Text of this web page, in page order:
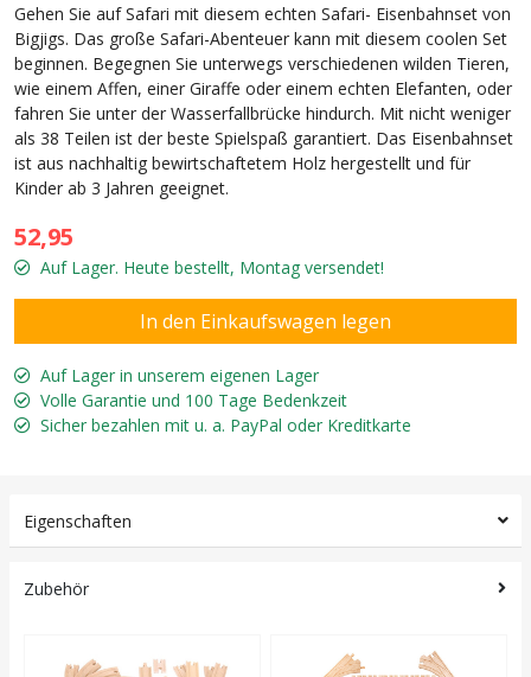
Gehen Sie auf Safari mit diesem echten Safari- Eisenbahnset von
Bigjigs. Das große Safari-Abenteuer kann mit diesem coolen Set
beginnen. Begegnen Sie unterwegs verschiedenen wilden Tieren,
wie einem Affen, einer Giraffe oder einem echten Elefanten, oder
fahren Sie unter der Wasserfallbrücke hindurch. Mit nicht weniger
als 38 Teilen ist der beste Spielspaß garantiert. Das Eisenbahnset
ist aus nachhaltig bewirtschaftetem Holz hergestellt und für
Kinder ab 3 Jahren geeignet.
52,95
Auf Lager. Heute bestellt, Montag versendet!
Auf Lager in unserem eigenen Lager
Volle Garantie und 100 Tage Bedenkzeit
Sicher bezahlen mit u. a. PayPal oder Kreditkarte
Eigenschaften
Zubehör